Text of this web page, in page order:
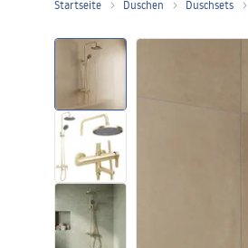
Duschwannen
Duschrinnen
Toiletten
Startseite Duschen Duschsets